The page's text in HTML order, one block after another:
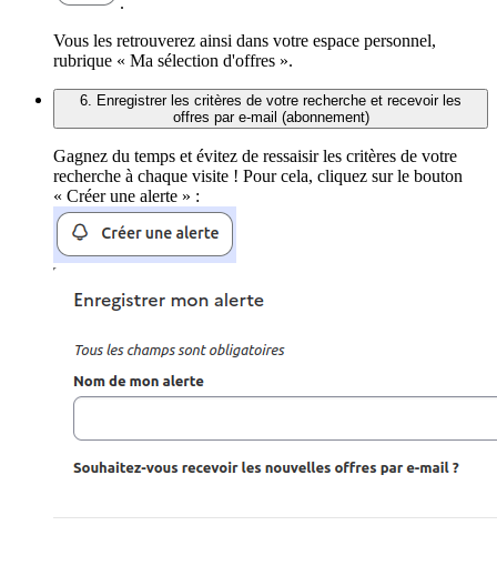
Vous les retrouverez ainsi dans votre espace personnel,
rubrique « Ma sélection d'offres ».
6. Enregistrer les critères de votre recherche et recevoir les
offres par e-mail (abonnement)
Gagnez du temps et évitez de ressaisir les critères de votre
recherche à chaque visite ! Pour cela, cliquez sur le bouton
« Créer une alerte » :